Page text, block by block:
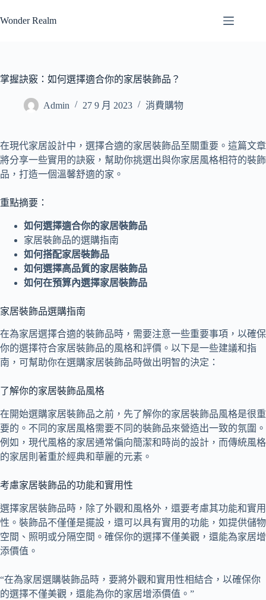
至
容
Wonder Realm
掌握訣竅：如何選擇適合你的家居裝飾品？
Admin 27 9 月 2023 消費購物
在現代家居設計中，選擇合適的家居裝飾品至關重要。這篇文章
將分享一些實用的訣竅，幫助你挑選出與你家居風格相符的裝飾
品，打造一個溫馨舒適的家。
重點摘要：
如何選擇適合你的家居裝飾品
家居裝飾品的選購指南
如何搭配家居裝飾品
如何選擇高品質的家居裝飾品
如何在預算內選擇家居裝飾品
家居裝飾品選購指南
在為家居選擇合適的裝飾品時，需要注意一些重要事項，以確保
你的選擇符合家居裝飾品的風格和評價。以下是一些建議和指
南，可幫助你在選購家居裝飾品時做出明智的決定：
了解你的家居裝飾品風格
在開始選購家居裝飾品之前，先了解你的家居裝飾品風格是很重
要的。不同的家居風格需要不同的裝飾品來營造出一致的氛圍。
例如，現代風格的家居通常偏向簡潔和時尚的設計，而傳統風格
的家居則著重於經典和華麗的元素。
考慮家居裝飾品的功能和實用性
選擇家居裝飾品時，除了外觀和風格外，還要考慮其功能和實用
性。裝飾品不僅僅是擺設，還可以具有實用的功能，如提供儲物
空間、照明或分隔空間。確保你的選擇不僅美觀，還能為家居增
添價值。
“在為家居選購裝飾品時，要將外觀和實用性相結合，以確保你
的選擇不僅美觀，還能為你的家居增添價值。”